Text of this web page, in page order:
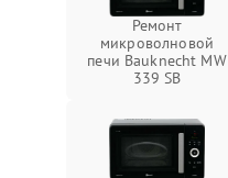
Ремонт
микроволновой
печи Bauknecht MW
339 SB